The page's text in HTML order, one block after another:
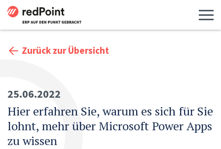
Zurück zur Übersicht
25.06.2022
Hier erfahren Sie, warum es sich für Sie
lohnt, mehr über Microsoft Power Apps
zu wissen